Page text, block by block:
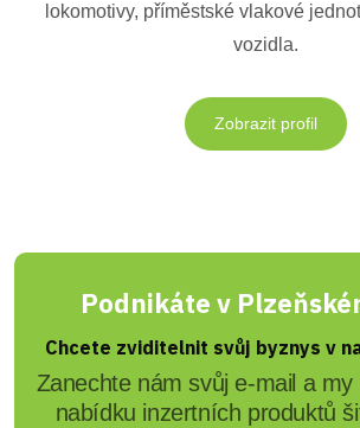
lokomotivy, příměstské vlakové
vozidla.
Zobrazit profil
Podnikáte v
Chcete zviditelnit svůj byznys v
Zanechte nám svůj e-mail a
nabídku inzertních produktů